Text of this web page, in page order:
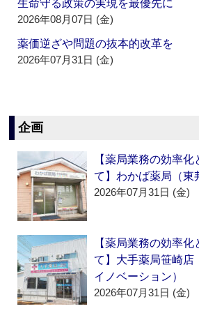
生命守る政策の実現を最優先に
2026年08月07日 (金)
薬価逆ざや問題の抜本的改革を
2026年07月31日 (金)
企画
【薬局業務の効率
て】わかば薬局（東
2026年07月31日 (金)
【薬局業務の効率
て】大手薬局笹崎店
イノベーション）
2026年07月31日 (金)